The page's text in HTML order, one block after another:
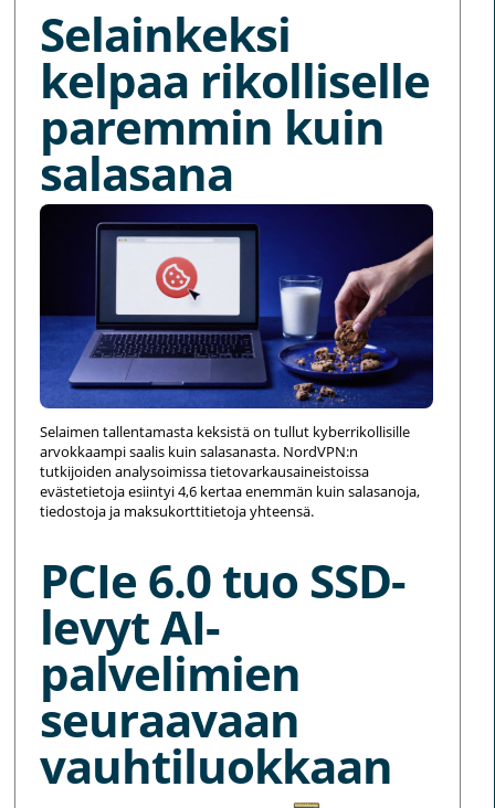
Selainkeksi
kelpaa rikolliselle
paremmin kuin
salasana
Selaimen tallentamasta keksistä on tullut kyberrikollisille
arvokkaampi saalis kuin salasanasta. NordVPN:n
tutkijoiden analysoimissa tietovarkausaineistoissa
evästetietoja esiintyi 4,6 kertaa enemmän kuin salasanoja,
tiedostoja ja maksukorttitietoja yhteensä.
PCIe 6.0 tuo SSD-
levyt AI-
palvelimien
seuraavaan
vauhtiluokkaan